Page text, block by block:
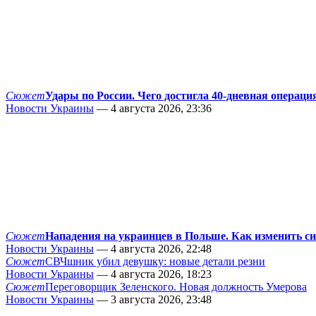
СюжетУдары по России. Чего достигла 40-дневная
Новости Украины — 4 августа 2026, 23:36
СюжетНападения на украинцев в Польше. Как изменить
Новости Украины — 4 августа 2026, 22:48
СюжетСВЧшник убил девушку: новые детали резни
Новости Украины — 4 августа 2026, 18:23
СюжетПереговорщик Зеленского. Новая должность Умерова
Новости Украины — 3 августа 2026, 23:48